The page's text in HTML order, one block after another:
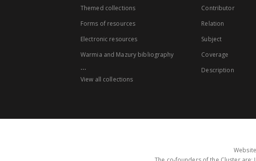
Themed collections
Forms of resources
Electronic resources
Warmia and Mazury bibliography
...
View all collections
Contributor
Relation
Subject
Coverage
Description